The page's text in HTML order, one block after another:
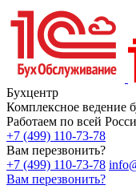
Бухцентр
Комплексное ведение
Работаем по всей
+7 (499) 110-73-78
Вам перезвонить?
+7 (499) 110-73-78
Вам перезвонить?